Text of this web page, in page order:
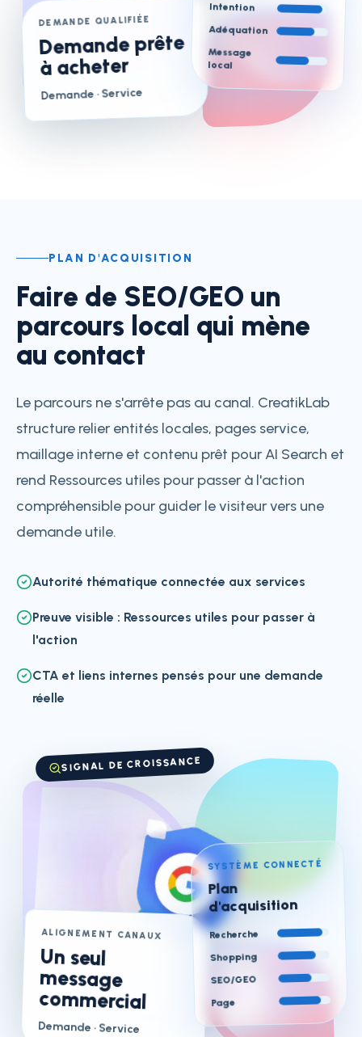
DEMANDE QUALIFIÉE
Demande prête
à acheter
Demande · Service
Intention
Adéquation
Message
local
PLAN D'ACQUISITION
Faire de SEO/GEO un
parcours local qui mène
au contact
Le parcours ne s'arrête pas au canal. CreatikLab
structure relier entités locales, pages service,
maillage interne et contenu prêt pour AI Search et
rend Ressources utiles pour passer à l'action
compréhensible pour guider le visiteur vers une
demande utile.
Autorité thématique connectée aux services
Preuve visible : Ressources utiles pour passer à
l'action
CTA et liens internes pensés pour une demande
réelle
SIGNAL DE CROISSANCE
ALIGNEMENT CANAUX
Un seul
message
commercial
Demande · Service
SYSTÈME CONNECTÉ
Plan
d'acquisition
Recherche
Shopping
SEO/GEO
Page